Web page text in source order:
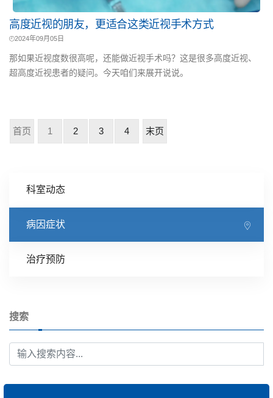
科室动态
病因症状
治疗预防
搜索
高度近视的朋友，更适合这类近视手术方式
2024年09月05日
那如果近视度数很高呢，还能做近视手术吗？这是很多高度近视、
超高度近视患者的疑问。今天咱们来展开说说。
首页 1 2 3 4 末页